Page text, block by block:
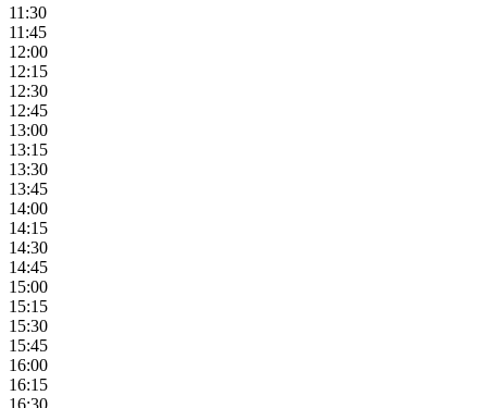
11:30
11:45
12:00
12:15
12:30
12:45
13:00
13:15
13:30
13:45
14:00
14:15
14:30
14:45
15:00
15:15
15:30
15:45
16:00
16:15
16:30